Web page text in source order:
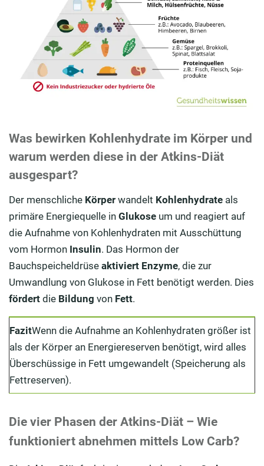
Was bewirken Kohlenhydrate im Körper und
warum werden diese in der Atkins-Diät
ausgespart?
Der menschliche Körper wandelt Kohlenhydrate als
primäre Energiequelle in Glukose um und reagiert auf
die Aufnahme von Kohlenhydraten mit Ausschüttung
vom Hormon Insulin. Das Hormon der
Bauchspeicheldrüse aktiviert Enzyme, die zur
Umwandlung von Glukose in Fett benötigt werden. Dies
fördert die Bildung von Fett.
FazitWenn die Aufnahme an Kohlenhydraten größer ist
als der Körper an Energiereserven benötigt, wird alles
Überschüssige in Fett umgewandelt (Speicherung als
Fettreserven).
Die vier Phasen der Atkins-Diät – Wie
funktioniert abnehmen mittels Low Carb?